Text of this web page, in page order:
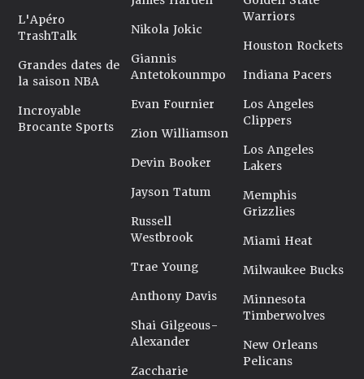
L'Apéro
TrashTalk
Grandes dates de
la saison NBA
Incroyable
Brocante Sports
Nikola Jokic
Giannis
Antetokounmpo
Evan Fournier
Zion Williamson
Devin Booker
Jayson Tatum
Russell
Westbrook
Trae Young
Anthony Davis
Shai Gilgeous-
Alexander
Zaccharie
Warriors
Houston Rockets
Indiana Pacers
Los Angeles
Clippers
Los Angeles
Lakers
Memphis
Grizzlies
Miami Heat
Milwaukee Bucks
Minnesota
Timberwolves
New Orleans
Pelicans